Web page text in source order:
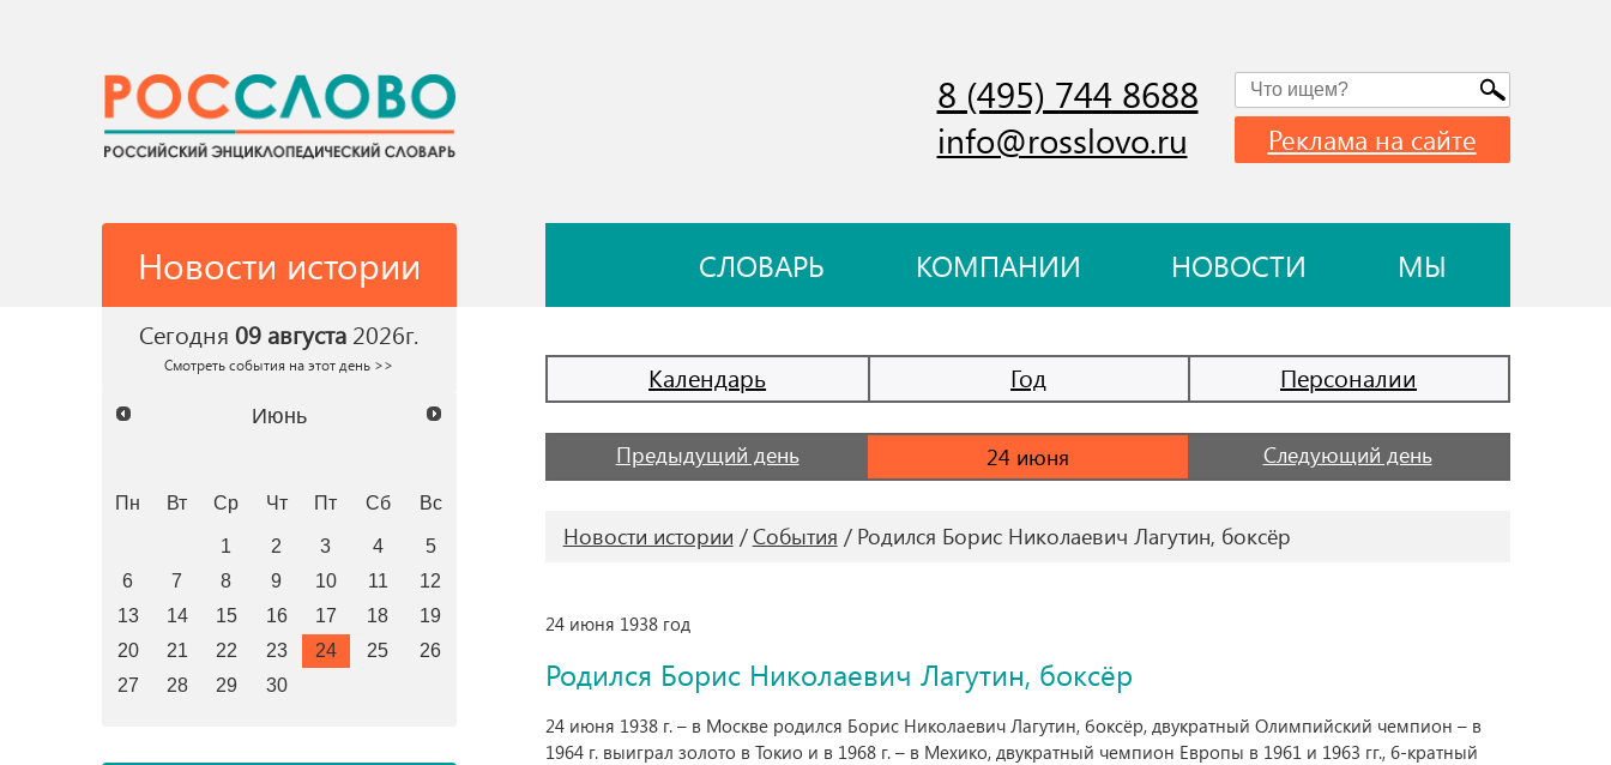
8 (495) 744 8688
info@rosslovo.ru Реклама на сайте
Новости истории СЛОВАРЬ КОМПАНИИ НОВОСТИ МЫ
Сегодня 09 августа 2026г.
Смотреть события на этот день >>
Июнь
Пн Вт Ср Чт Пт Сб Вс
1 2 3 4
5
6
7 8 9 10 11
12
13
14 15 16 17 18
19
20
21 22 23 24 25
26
27
28 29 30
Календарь Год Персоналии
Предыдущий день Следующий день
Новости истории События Родился Борис Николаевич Лагутин, боксёр
24 июня 1938 год
Родился Борис Николаевич Лагутин, боксёр
24 июня 1938 г. – в Москве родился Борис Николаевич Лагутин, боксёр, двукратный Олимпийский чемпион – в
1964 г. выиграл золото в Токио и в 1968 г. – в Мехико, двукратный чемпион Европы в 1961 и 1963 гг., 6-кратный